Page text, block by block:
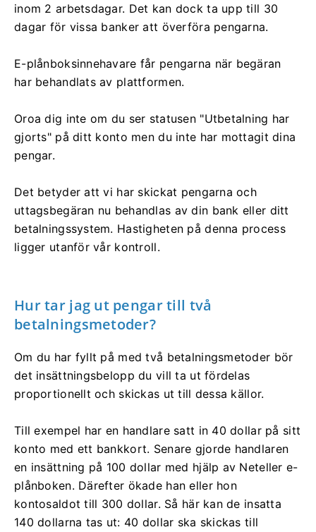
inom 2 arbetsdagar. Det kan dock ta upp till 30
dagar för vissa banker att överföra pengarna.
E-plånboksinnehavare får pengarna när begäran
har behandlats av plattformen.
Oroa dig inte om du ser statusen "Utbetalning har
gjorts" på ditt konto men du inte har mottagit dina
pengar.
Det betyder att vi har skickat pengarna och
uttagsbegäran nu behandlas av din bank eller ditt
betalningssystem. Hastigheten på denna process
ligger utanför vår kontroll.
Hur tar jag ut pengar till två
betalningsmetoder?
Om du har fyllt på med två betalningsmetoder bör
det insättningsbelopp du vill ta ut fördelas
proportionellt och skickas ut till dessa källor.
Till exempel har en handlare satt in 40 dollar på sitt
konto med ett bankkort. Senare gjorde handlaren
en insättning på 100 dollar med hjälp av Neteller e-
plånboken. Därefter ökade han eller hon
kontosaldot till 300 dollar. Så här kan de insatta
140 dollarna tas ut: 40 dollar ska skickas till